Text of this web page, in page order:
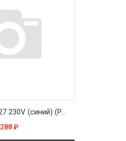
NR80 BL 60W E27 230V (синий) (PH) - лампа
288 ₽